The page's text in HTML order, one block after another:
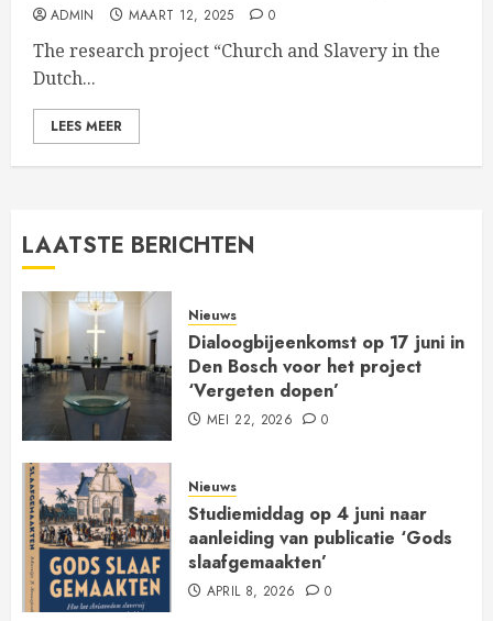
ADMIN MAART 12, 2025 0
The research project “Church and Slavery in the
Dutch...
LEES MEER
LAATSTE BERICHTEN
Nieuws
Dialoogbijeenkomst op 17 juni in
Den Bosch voor het project
‘Vergeten dopen’
MEI 22, 2026 0
Nieuws
Studiemiddag op 4 juni naar
aanleiding van publicatie ‘Gods
slaafgemaakten’
APRIL 8, 2026 0